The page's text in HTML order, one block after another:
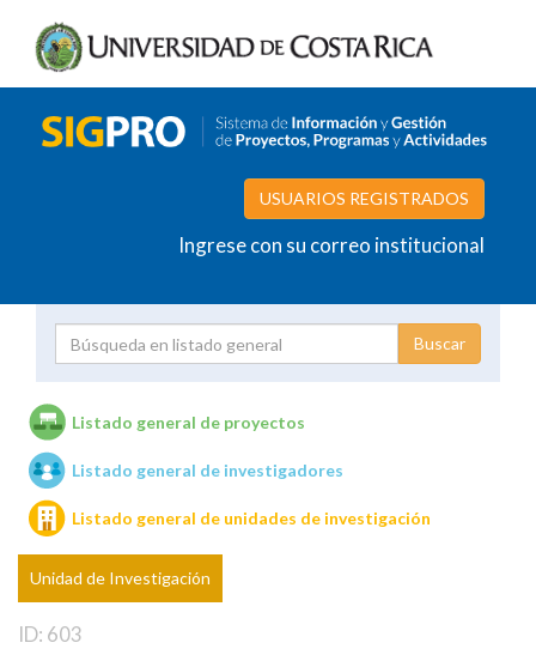
USUARIOS REGISTRADOS
Ingrese con su correo institucional
Unidades de investigación
Listado general de proyectos
Listado general de investigadores
Listado general de unidades de investigación
Unidad de Investigación
ID: 603